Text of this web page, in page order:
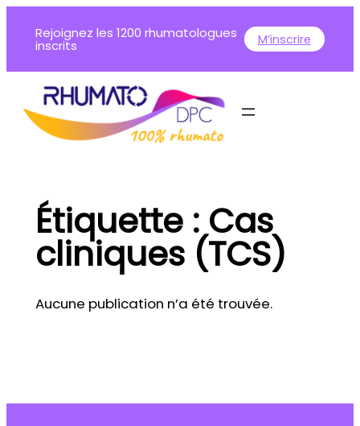
Rejoignez les 1200 rhumatologues
inscrits M’inscrire
Étiquette :Cas
cliniques (TCS)
Aucune publication n’a été trouvée.